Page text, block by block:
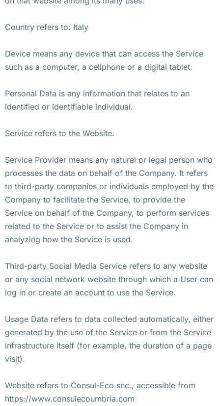
Country refers to: Italy
Device means any device that can access the Service
such as a computer, a cellphone or a digital tablet.
Personal Data is any information that relates to an
identified or identifiable individual.
Service refers to the Website.
Service Provider means any natural or legal person who
processes the data on behalf of the Company. It refers
to third-party companies or individuals employed by the
Company to facilitate the Service, to provide the
Service on behalf of the Company, to perform services
related to the Service or to assist the Company in
analyzing how the Service is used.
Third-party Social Media Service refers to any website
or any social network website through which a User can
log in or create an account to use the Service.
Usage Data refers to data collected automatically, either
generated by the use of the Service or from the Service
infrastructure itself (for example, the duration of a page
visit).
Website refers to Consul-Eco snc., accessible from
https://www.consulecoumbria.com